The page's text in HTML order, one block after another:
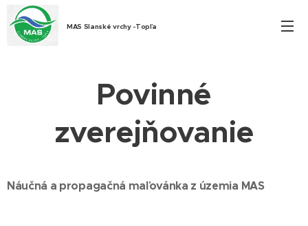
MAS Slanské vrchy -Topľa
Povinné
zverejňovanie
Náučná a propagačná maľovánka z územia MAS